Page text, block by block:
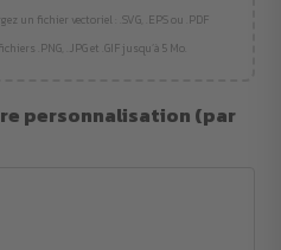
un fichier vectoriel : .SVG, .EPS ou .PDF
.PNG, .JPG et .GIF jusqu’à 5 Mo.
personnalisation (par